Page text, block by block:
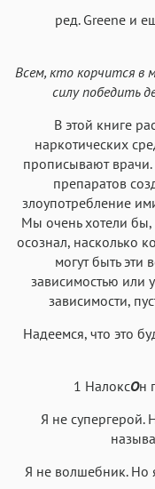
Аа San
Аа
Helvetica Neue
Аа
Courier
ред. Greene и
Всем, кто корчится в
силу победить
В этой книге
наркотических
прописывают врачи.
препаратов
злоупотребление
Мы очень хотели бы,
осознал, насколько
могут быть эти
зависимостью или
зависимости,
Надеемся, что это
1 НалоксОн
Я не супергерой.
Я не волшебник. Но